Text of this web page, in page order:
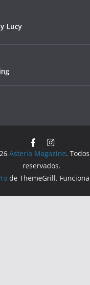
Lucy
Asteria Magazine.
reservados.
de ThemeGrill.